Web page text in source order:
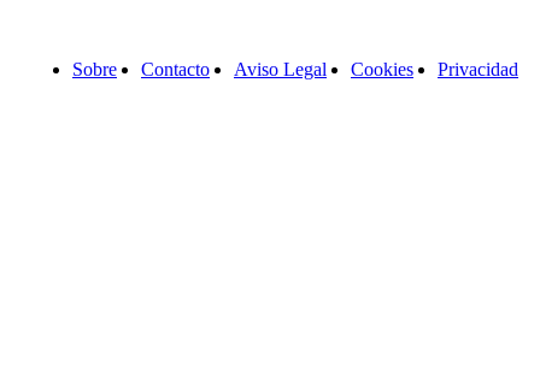
Sobre Contacto Aviso Legal Cookies Privacidad